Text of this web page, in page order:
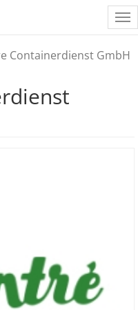
Containerdienst GmbH